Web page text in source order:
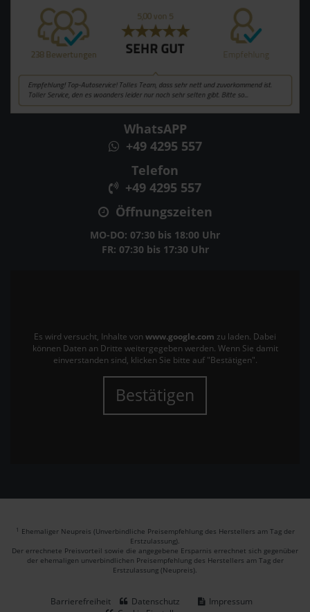
WhatsAPP
+49 4295 557
Telefon
+49 4295 557
Öffnungszeiten
MO-DO: 07:30 bis 18:00 Uhr
FR: 07:30 bis 17:30 Uhr
Es wird versucht, Inhalte von www.google.com zu laden. Dabei
können Daten an Dritte weitergegeben werden. Wenn Sie damit
einverstanden sind, klicken Sie bitte auf "Bestätigen".
Bestätigen
1 Ehemaliger Neupreis (Unverbindliche Preisempfehlung des Herstellers am Tag der
Erstzulassung).
Der errechnete Preisvorteil sowie die angegebene Ersparnis errechnet sich gegenüber
der ehemaligen unverbindlichen Preisempfehlung des Herstellers am Tag der
Erstzulassung (Neupreis).
Barrierefreiheit Datenschutz
Impressum